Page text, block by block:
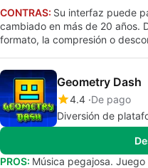
CONTRAS: Su interfaz puede
cambiado en más de 20 años.
formato, la compresión o
Geometry Dash
4.4 De pago
Diversión de
PROS: Música pegajosa.